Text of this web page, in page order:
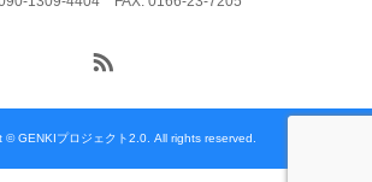
© GENKIプロジェクト2.0. All rights reserved.